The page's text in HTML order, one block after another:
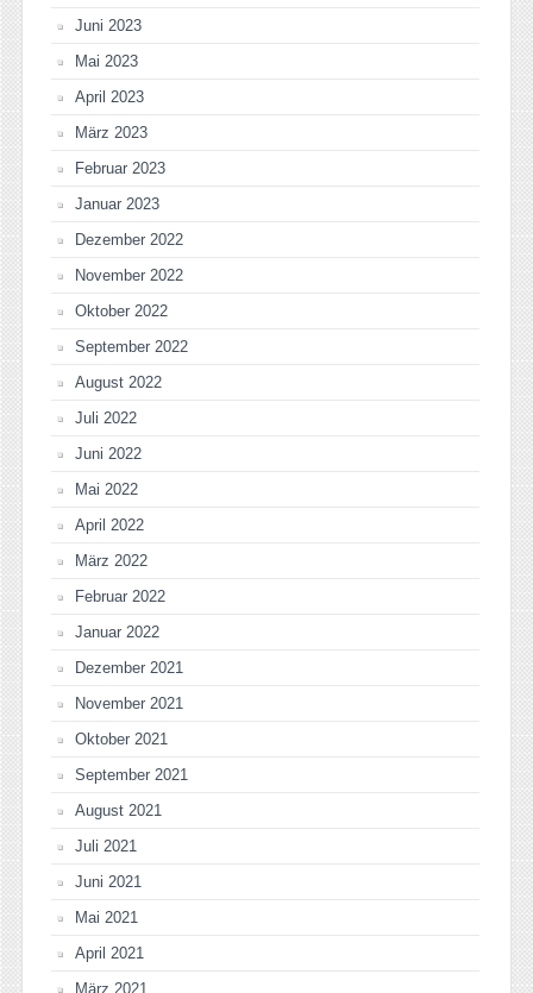
Juni 2023
Mai 2023
April 2023
März 2023
Februar 2023
Januar 2023
Dezember 2022
November 2022
Oktober 2022
September 2022
August 2022
Juli 2022
Juni 2022
Mai 2022
April 2022
März 2022
Februar 2022
Januar 2022
Dezember 2021
November 2021
Oktober 2021
September 2021
August 2021
Juli 2021
Juni 2021
Mai 2021
April 2021
März 2021